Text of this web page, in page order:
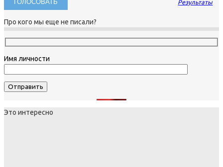
Результаты
Про кого мы еще не писали?
Имя личности
Это интересно